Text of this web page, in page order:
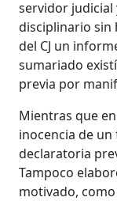
servidor judicial
disciplinario sin
del CJ un
sumariado
previa por
Mientras que
inocencia de
declaratoria
Tampoco
motivado,